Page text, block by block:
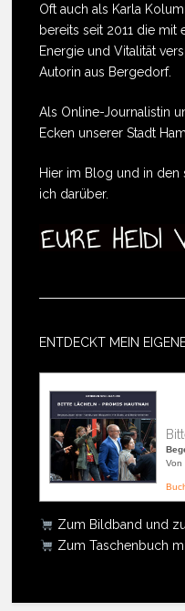
Oft auch als Karla
bereits seit 2011 die mit
Energie und Vitalität
Autorin aus Bergedorf.
Als Online-Journalistin
Ecken unserer Stadt
Hier im Blog und in
ich darüber.
ENTDECKT MEIN
Von
Zum Bildband und
Zum Taschenbuch